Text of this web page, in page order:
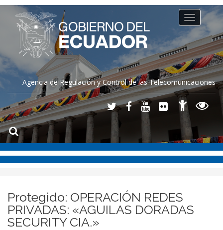
Agencia de Regulación y Control de las Telecomunicaciones
Toggle
navigation
Protegido: OPERACIÓN REDES
PRIVADAS: «AGUILAS DORADAS
SECURITY CIA.»